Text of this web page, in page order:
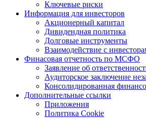
Ключевые риски
Информация для инвесторов
Акционерный капитал
Дивидендная политика
Долговые инструменты
Взаимодействие с
Финасовая отчетность по МСФО
Заявление об
Аудиторское заключение
Консолидированная
Дополнительные ссылки
Приложения
Политика Cookie